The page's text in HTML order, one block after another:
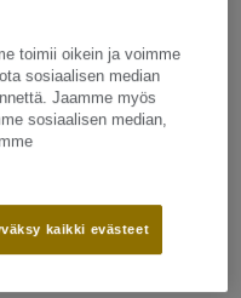
kuten tammi ja
pintakäsittelyjä ja
suojaa tehokkaasti
lattian
näet
toimii oikein ja voimme
sosiaalisen median
Jaamme myös
sosiaalisen median,
kaikki evästeet